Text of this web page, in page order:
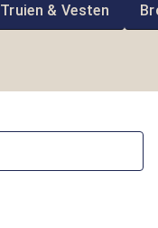
Truien & Vesten